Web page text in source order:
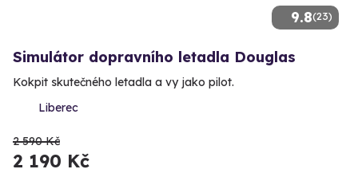
9.8(23)
Simulátor dopravního letadla Douglas
Kokpit skutečného letadla a vy jako pilot.
Liberec
2 590 Kč
2 190 Kč